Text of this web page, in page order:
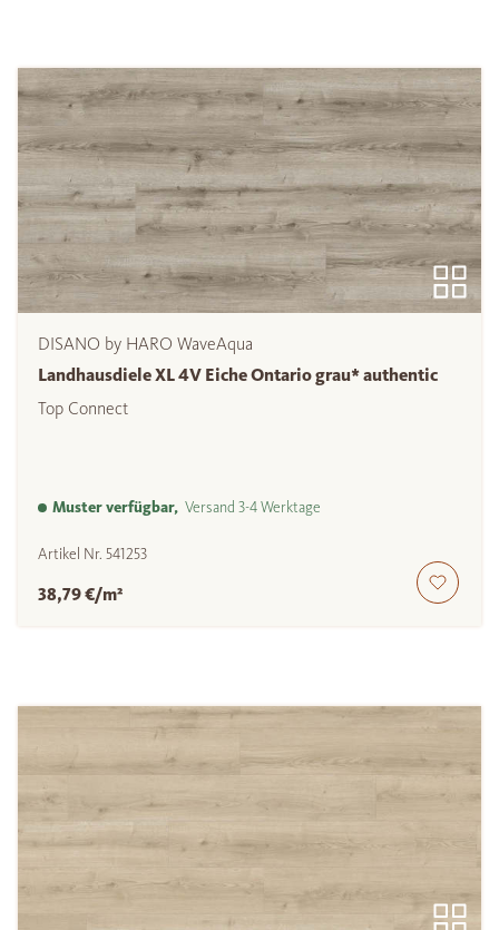
DISANO by HARO WaveAqua
Landhausdiele XL 4V Eiche Ontario grau* authentic
Top Connect
Muster verfügbar, Versand 3-4 Werktage
Artikel Nr. 541253
38,79 €/m²